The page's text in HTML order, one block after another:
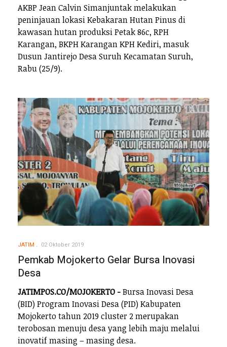
AKBP Jean Calvin Simanjuntak melakukan
peninjauan lokasi Kebakaran Hutan Pinus di
kawasan hutan produksi Petak 86c, RPH
Karangan, BKPH Karangan KPH Kediri, masuk
Dusun Jantirejo Desa Suruh Kecamatan Suruh,
Rabu (25/9).
JATIM 02 Oktober 2019
Pemkab Mojokerto Gelar Bursa Inovasi
Desa
JATIMPOS.CO/MOJOKERTO -Bursa Inovasi Desa
(BID) Program Inovasi Desa (PID) Kabupaten
Mojokerto tahun 2019 cluster 2 merupakan
terobosan menuju desa yang lebih maju melalui
inovatif masing – masing desa.